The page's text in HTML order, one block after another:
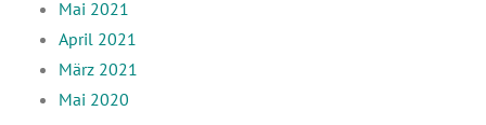
Mai 2021
April 2021
März 2021
Mai 2020